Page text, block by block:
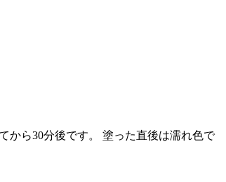
から30分後です。 塗った直後は濡れ色で